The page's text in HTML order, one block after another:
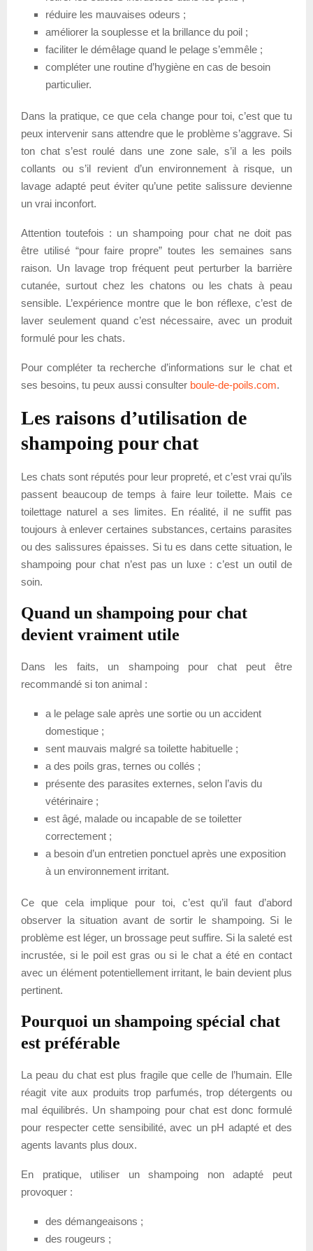
réduire les mauvaises odeurs ;
améliorer la souplesse et la brillance du poil ;
faciliter le démêlage quand le pelage s’emmêle ;
compléter une routine d’hygiène en cas de besoin
particulier.
Dans la pratique, ce que cela change pour toi, c’est que tu
peux intervenir sans attendre que le problème s’aggrave. Si
ton chat s’est roulé dans une zone sale, s’il a les poils
collants ou s’il revient d’un environnement à risque, un
lavage adapté peut éviter qu’une petite salissure devienne
un vrai inconfort.
Attention toutefois : un shampoing pour chat ne doit pas
être utilisé “pour faire propre” toutes les semaines sans
raison. Un lavage trop fréquent peut perturber la barrière
cutanée, surtout chez les chatons ou les chats à peau
sensible. L’expérience montre que le bon réflexe, c’est de
laver seulement quand c’est nécessaire, avec un produit
formulé pour les chats.
Pour compléter ta recherche d’informations sur le chat et
ses besoins, tu peux aussi consulter boule-de-poils.com.
Les raisons d’utilisation de
shampoing pour chat
Les chats sont réputés pour leur propreté, et c’est vrai qu’ils
passent beaucoup de temps à faire leur toilette. Mais ce
toilettage naturel a ses limites. En réalité, il ne suffit pas
toujours à enlever certaines substances, certains parasites
ou des salissures épaisses. Si tu es dans cette situation, le
shampoing pour chat n’est pas un luxe : c’est un outil de
soin.
Quand un shampoing pour chat
devient vraiment utile
Dans les faits, un shampoing pour chat peut être
recommandé si ton animal :
a le pelage sale après une sortie ou un accident
domestique ;
sent mauvais malgré sa toilette habituelle ;
a des poils gras, ternes ou collés ;
présente des parasites externes, selon l’avis du
vétérinaire ;
est âgé, malade ou incapable de se toiletter
correctement ;
a besoin d’un entretien ponctuel après une exposition
à un environnement irritant.
Ce que cela implique pour toi, c’est qu’il faut d’abord
observer la situation avant de sortir le shampoing. Si le
problème est léger, un brossage peut suffire. Si la saleté est
incrustée, si le poil est gras ou si le chat a été en contact
avec un élément potentiellement irritant, le bain devient plus
pertinent.
Pourquoi un shampoing spécial chat
est préférable
La peau du chat est plus fragile que celle de l’humain. Elle
réagit vite aux produits trop parfumés, trop détergents ou
mal équilibrés. Un shampoing pour chat est donc formulé
pour respecter cette sensibilité, avec un pH adapté et des
agents lavants plus doux.
En pratique, utiliser un shampoing non adapté peut
provoquer :
des démangeaisons ;
des rougeurs ;